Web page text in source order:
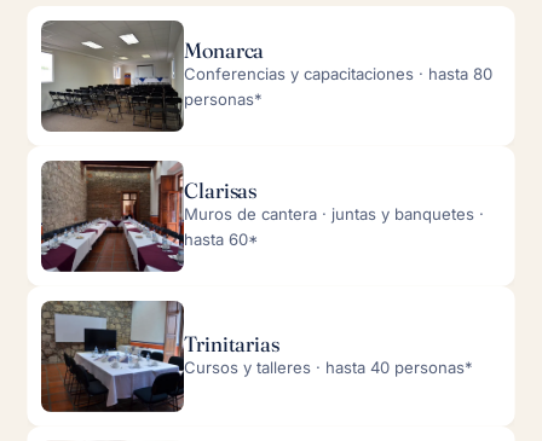
Monarca
Conferencias y capacitaciones · hasta 80
personas*
Clarisas
Muros de cantera · juntas y banquetes ·
hasta 60*
Trinitarias
Cursos y talleres · hasta 40 personas*